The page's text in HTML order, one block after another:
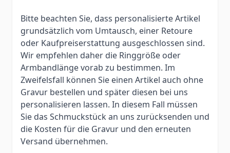
Bitte beachten Sie, dass personalisierte Artikel
grundsätzlich vom Umtausch, einer Retoure
oder Kaufpreiserstattung ausgeschlossen sind.
Wir empfehlen daher die Ringgröße oder
Armbandlänge vorab zu bestimmen. Im
Zweifelsfall können Sie einen Artikel auch ohne
Gravur bestellen und später diesen bei uns
personalisieren lassen. In diesem Fall müssen
Sie das Schmuckstück an uns zurücksenden und
die Kosten für die Gravur und den erneuten
Versand übernehmen.